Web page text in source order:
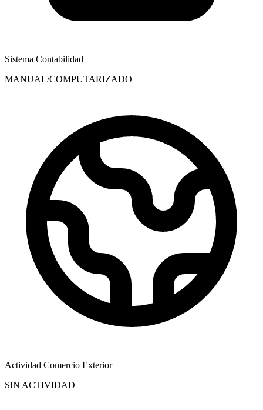
Sistema Contabilidad
MANUAL/COMPUTARIZADO
Actividad Comercio Exterior
SIN ACTIVIDAD